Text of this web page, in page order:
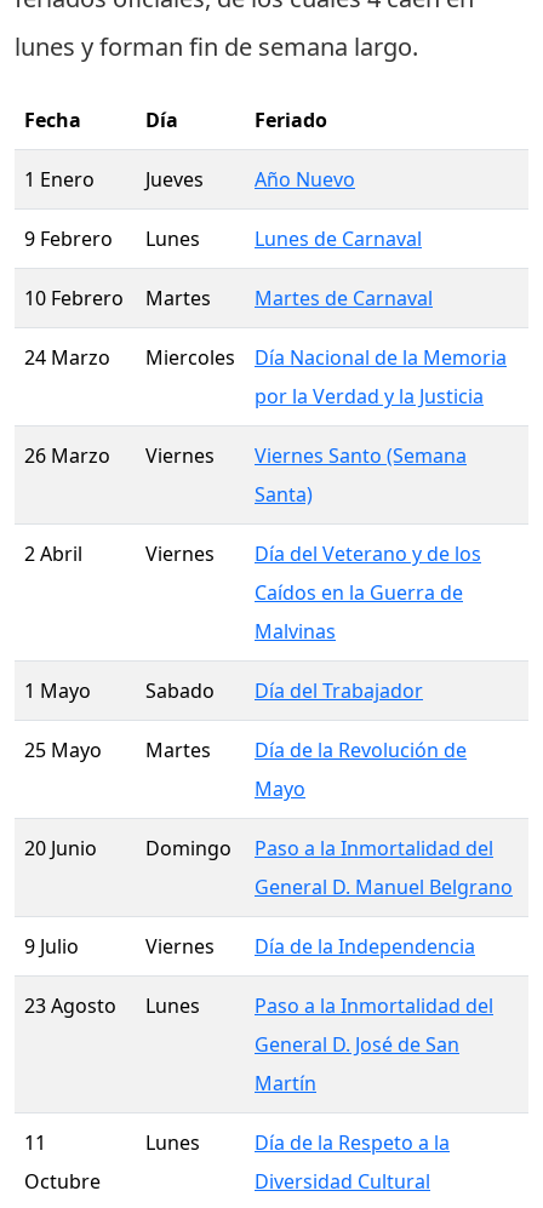
lunes y forman fin de semana largo.
Fecha Día Feriado
1 Enero Jueves Año Nuevo
9 Febrero Lunes Lunes de Carnaval
10 Febrero Martes Martes de Carnaval
24 Marzo Miercoles
Día Nacional de la Memoria
por la Verdad y la Justicia
26 Marzo Viernes
Viernes Santo (Semana
Santa)
2 Abril Viernes
Día del Veterano y de los
Caídos en la Guerra de
Malvinas
1 Mayo Sabado Día del Trabajador
25 Mayo Martes
Día de la Revolución de
Mayo
20 Junio Domingo
Paso a la Inmortalidad del
General D. Manuel Belgrano
9 Julio Viernes Día de la Independencia
23 Agosto Lunes
Paso a la Inmortalidad del
General D. José de San
Martín
11
Octubre
Lunes
Día de la Respeto a la
Diversidad Cultural